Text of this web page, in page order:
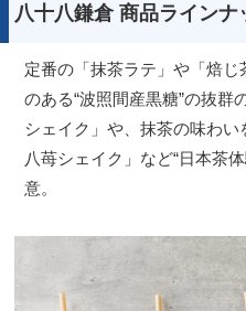
八十八鎌倉 商品ラインナ
定番の「抹茶ラテ」や「焙
のある“波照間産黒糖”の抜群
シェイク」や、抹茶の味わ
八苺シェイク」など“日本茶
意。